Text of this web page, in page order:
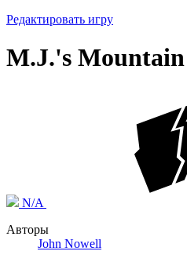
Редактировать игру
M.J.'s Mountain
N/A
Авторы
John Nowell